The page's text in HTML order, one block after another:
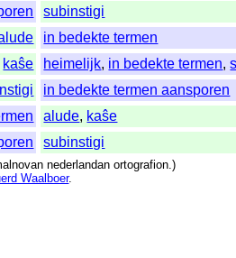
subinstigi
in bedekte termen
kaŝe
heimelijk, in bedekte termen,
in bedekte termen aansporen
alude, kaŝe
subinstigi
nederlandan ortografion.)
Waalboer.